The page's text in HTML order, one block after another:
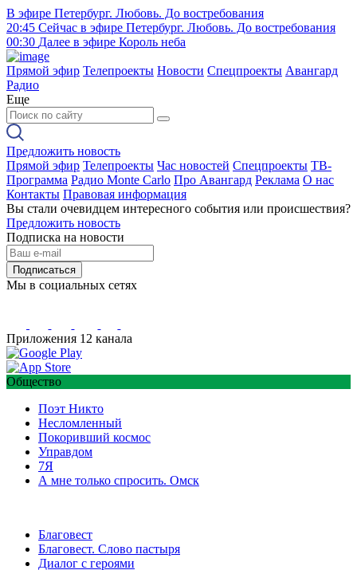
В эфире Петербург. Любовь. До востребования
20:45 Сейчас в эфире Петербург. Любовь. До востребования
00:30 Далее в эфире Король неба
Прямой эфир Телепроекты Новости Спецпроекты Авангард
Радио
Еще
Предложить новость
Прямой эфир Телепроекты Час новостей Спецпроекты ТВ-
Программа Радио Monte Carlo Про Авангард Реклама О нас
Контакты Правовая информация
Вы стали очевидцем интересного события или происшествия?
Предложить новость
Подписка на новости
Подписаться
Мы в социальных сетях
Приложения 12 канала
Общество
Поэт Никто
Несломленный
Покоривший космос
Управдом
7Я
А мне только спросить. Омск
Благовест
Благовест. Слово пастыря
Диалог с героями